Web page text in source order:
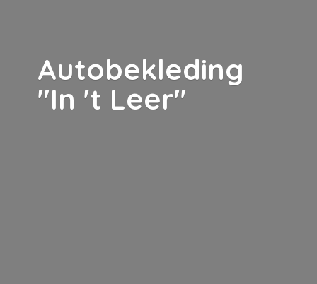
Autobekleding
"In 't Leer"